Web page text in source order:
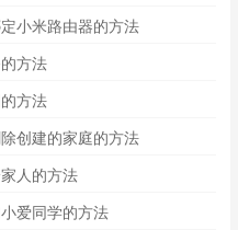
小米路由器的方法
方法
方法
创建的家庭的方法
人的方法
爱同学的方法